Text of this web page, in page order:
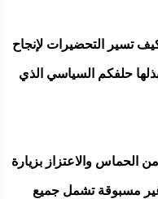
تسير التحضيرات لإنجاح
حلفكم السياسي الذي
الحماس والاعتزاز بزيارة
غير مسبوقة تشمل جميع